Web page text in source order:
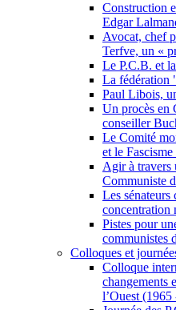
Construction
Edgar
Avocat, chef
Terfve, un «
Le P.C.B. et
La fédération
Paul Libois,
Un procès en
conseiller
Le Comité
et le
Agir à travers
Communiste
Les sénateurs
concentration
Pistes pour
communistes
Colloques et
Colloque
changements
l’Ouest